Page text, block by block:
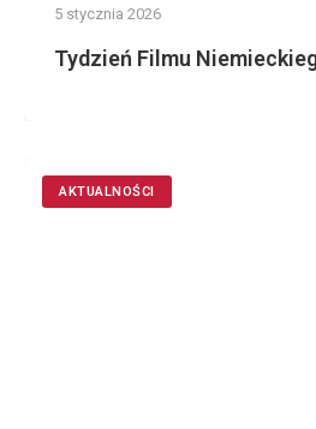
5 stycznia 2026
Tydzień Filmu
AKTUALNOŚCI